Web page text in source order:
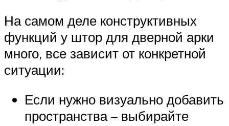
На самом деле конструктивных
функций у штор для дверной арки
много, все зависит от конкретной
ситуации:
Если нужно визуально добавить
пространства – выбирайте